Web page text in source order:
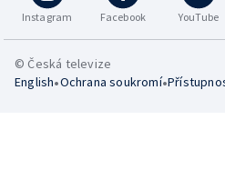
Instagram Facebook YouTube
© Česká televize
English•Ochrana soukromí•